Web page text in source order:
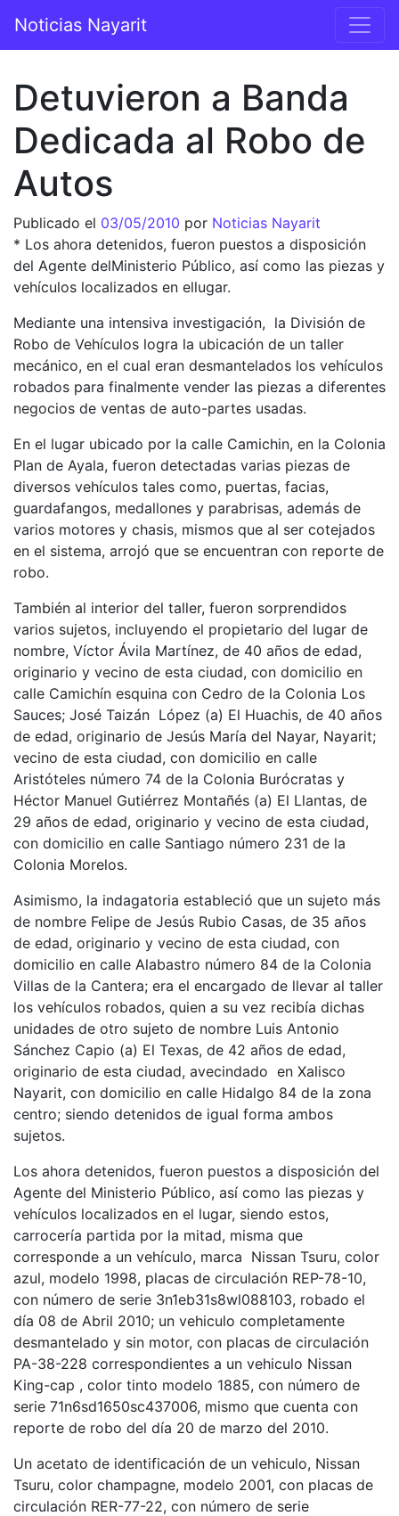
Navegación principal
Noticias Nayarit
Detuvieron a Banda
Dedicada al Robo de
Autos
Publicado el 03/05/2010 por Noticias Nayarit
* Los ahora detenidos, fueron puestos a disposición
del Agente delMinisterio Público, así como las piezas y
vehículos localizados en ellugar.
Mediante una intensiva investigación, la División de
Robo de Vehículos logra la ubicación de un taller
mecánico, en el cual eran desmantelados los vehículos
robados para finalmente vender las piezas a diferentes
negocios de ventas de auto-partes usadas.
En el lugar ubicado por la calle Camichin, en la Colonia
Plan de Ayala, fueron detectadas varias piezas de
diversos vehículos tales como, puertas, facias,
guardafangos, medallones y parabrisas, además de
varios motores y chasis, mismos que al ser cotejados
en el sistema, arrojó que se encuentran con reporte de
robo.
También al interior del taller, fueron sorprendidos
varios sujetos, incluyendo el propietario del lugar de
nombre, Víctor Ávila Martínez, de 40 años de edad,
originario y vecino de esta ciudad, con domicilio en
calle Camichín esquina con Cedro de la Colonia Los
Sauces; José Taizán López (a) El Huachis, de 40 años
de edad, originario de Jesús María del Nayar, Nayarit;
vecino de esta ciudad, con domicilio en calle
Aristóteles número 74 de la Colonia Burócratas y
Héctor Manuel Gutiérrez Montañés (a) El Llantas, de
29 años de edad, originario y vecino de esta ciudad,
con domicilio en calle Santiago número 231 de la
Colonia Morelos.
Asimismo, la indagatoria estableció que un sujeto más
de nombre Felipe de Jesús Rubio Casas, de 35 años
de edad, originario y vecino de esta ciudad, con
domicilio en calle Alabastro número 84 de la Colonia
Villas de la Cantera; era el encargado de llevar al taller
los vehículos robados, quien a su vez recibía dichas
unidades de otro sujeto de nombre Luis Antonio
Sánchez Capio (a) El Texas, de 42 años de edad,
originario de esta ciudad, avecindado en Xalisco
Nayarit, con domicilio en calle Hidalgo 84 de la zona
centro; siendo detenidos de igual forma ambos
sujetos.
Los ahora detenidos, fueron puestos a disposición del
Agente del Ministerio Público, así como las piezas y
vehículos localizados en el lugar, siendo estos,
carrocería partida por la mitad, misma que
corresponde a un vehículo, marca Nissan Tsuru, color
azul, modelo 1998, placas de circulación REP-78-10,
con número de serie 3n1eb31s8wl088103, robado el
día 08 de Abril 2010; un vehiculo completamente
desmantelado y sin motor, con placas de circulación
PA-38-228 correspondientes a un vehiculo Nissan
King-cap , color tinto modelo 1885, con número de
serie 71n6sd1650sc437006, mismo que cuenta con
reporte de robo del día 20 de marzo del 2010.
Un acetato de identificación de un vehiculo, Nissan
Tsuru, color champagne, modelo 2001, con placas de
circulación RER-77-22, con número de serie